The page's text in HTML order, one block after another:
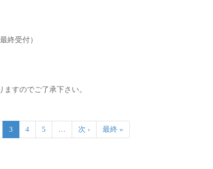
終受付）
すのでご了承下さい。
3 4 5 … 次 › 最終 »